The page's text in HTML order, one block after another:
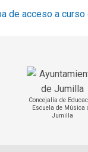
de acceso a curso
Concejalía de
Escuela de Música
Jumilla